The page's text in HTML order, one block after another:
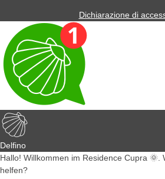
Dichiarazione di
Delfino
Hallo! Willkommen im Residence Cupra 🌞.
helfen?